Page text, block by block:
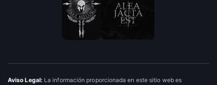
Aviso Legal: La información proporcionada en este sitio web es